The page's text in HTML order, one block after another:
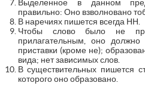
Выделенное в данном
правильно: Оно взволновано
В наречиях пишется всегда НН.
Чтобы слово было не
прилагательным, оно
приставки (кроме не);
вида; нет зависимых слов.
В существительных пишется
которого оно образовано.